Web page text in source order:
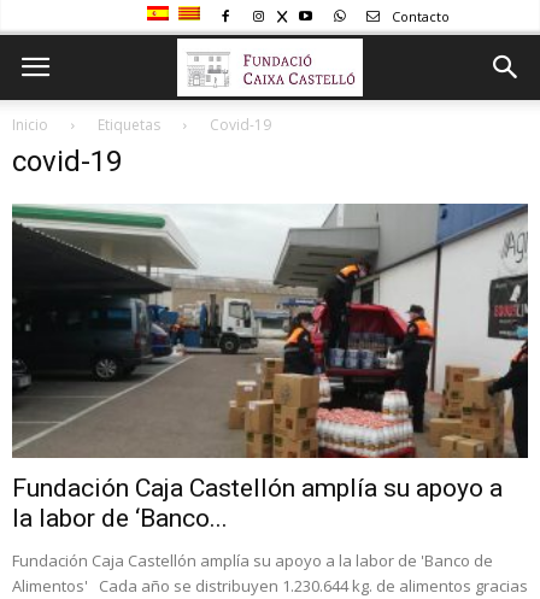
Contacto
Inicio Etiquetas Covid-19
covid-19
Fundación Caja Castellón amplía su apoyo a
la labor de ‘Banco...
Fundación Caja Castellón amplía su apoyo a la labor de 'Banco de
Alimentos' Cada año se distribuyen 1.230.644 kg. de alimentos gracias